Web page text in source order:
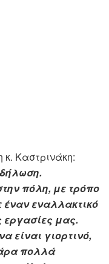
Καστρινάκη:
πόλη, με τρόπο
εναλλακτικό
εργασίες μας.
είναι γιορτινό,
πολλά